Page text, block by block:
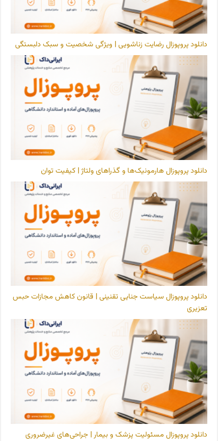
دانلود پروپوزال رضایت زناشویی | ویژگی شخصیت و سبک دلبستگی
دانلود پروپوزال هارمونیک‌ها و گذراهای ولتاژ | کیفیت توان
دانلود پروپوزال سیاست جنایی تقنینی | قانون کاهش مجازات حبس
تعزیری
دانلود پروپوزال مسئولیت پزشک و بیمار | جراحی‌های غیرضروری